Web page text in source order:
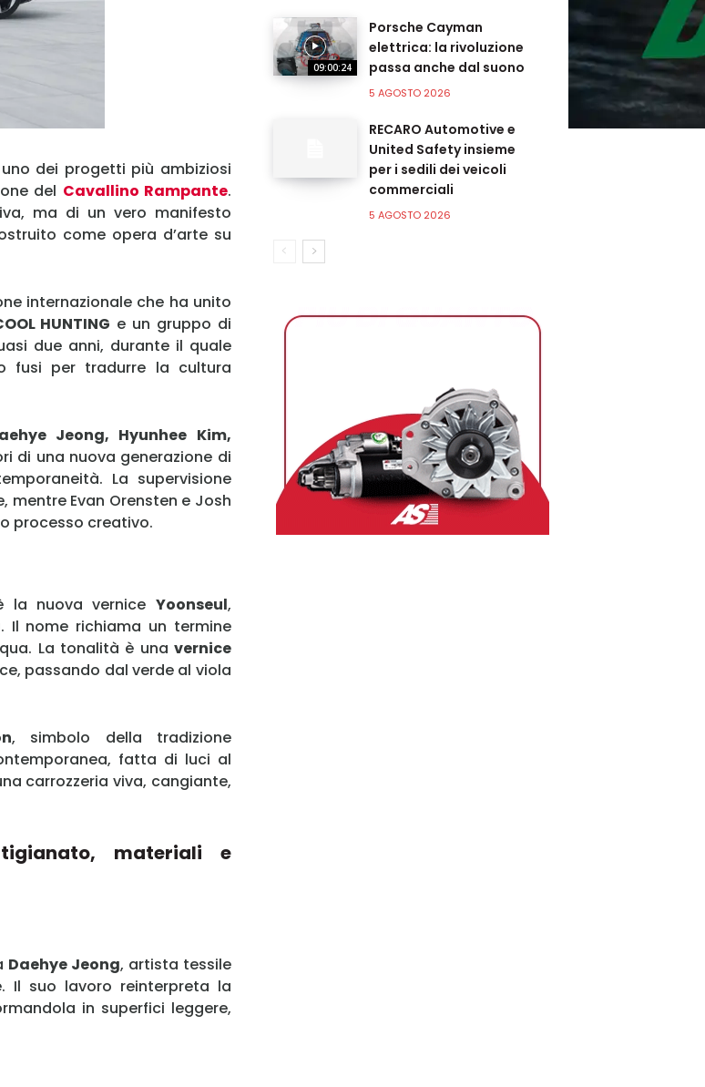
MY INFORICAMBI
dei progetti più ambiziosi
del Cavallino Rampante.
ma di un vero manifesto
come opera d’arte su
internazionale che ha unito
HUNTING e un gruppo di
due anni, durante il quale
fusi per tradurre la cultura
Jeong, Hyunhee Kim,
di una nuova generazione di
La supervisione
mentre Evan Orensten e Josh
processo creativo.
la nuova vernice Yoonseul,
Il nome richiama un termine
La tonalità è una vernice
passando dal verde al viola
, simbolo della tradizione
fatta di luci al
carrozzeria viva, cangiante,
materiali e
Daehye Jeong, artista tessile
Il suo lavoro reinterpreta la
in superfici leggere,
09:00:24
Porsche Cayman
elettrica: la rivoluzione
passa anche dal suono
5 AGOSTO 2026
RECARO Automotive e
United Safety insieme
per i sedili dei veicoli
commerciali
5 AGOSTO 2026